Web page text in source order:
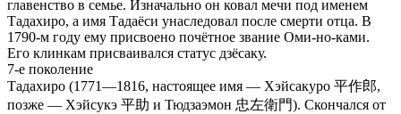
главенство в семье. Изначально он ковал мечи под именем
Тадахиро, а имя Тадаёси унаследовал после смерти отца. В
1790-м году ему присвоено почётное звание Оми-но-ками.
Его клинкам присваивался статус дзёсаку.
7-е поколение
Тадахиро (1771—1816, настоящее имя — Хэйсакуро 平作郎,
позже — Хэйсукэ 平助 и Тюдзаэмон 忠左衛門). Скончался от